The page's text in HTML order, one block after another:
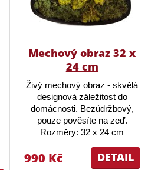
Mechový obraz 32 x
24 cm
Živý mechový obraz - skvělá
designová záležitost do
domácnosti. Bezúdržbový,
pouze pověsíte na zeď.
Rozměry: 32 x 24 cm
DETAIL
990 Kč